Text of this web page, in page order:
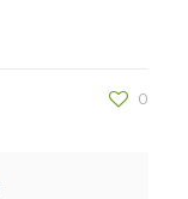
0